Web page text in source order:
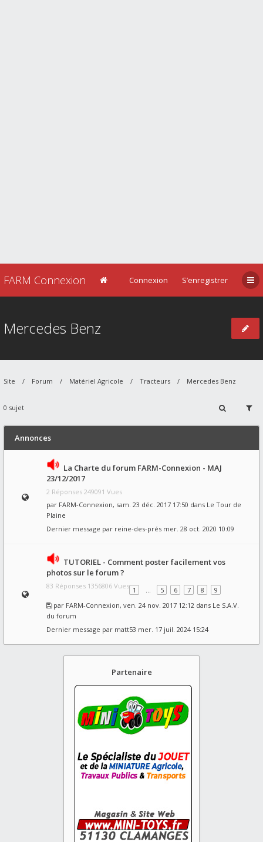
FARM Connexion Connexion S’enregistrer
Mercedes Benz
Site Forum Matériel Agricole Tracteurs Mercedes Benz
0 sujet
Annonces
La Charte du forum FARM-Connexion - MAJ
23/12/2017
2 Réponses 249091 Vues
par FARM-Connexion, sam. 23 déc. 2017 17:50 dans Le Tour de
Plaine
Dernier message par reine-des-prés mer. 28 oct. 2020 10:09
TUTORIEL - Comment poster facilement vos
photos sur le forum ?
83 Réponses 1356806 Vues 1 … 5 6 7 8
9
par FARM-Connexion, ven. 24 nov. 2017 12:12 dans Le S.A.V.
du forum
Dernier message par matt53 mer. 17 juil. 2024 15:24
Partenaire